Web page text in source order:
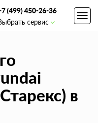
(499) 450-26-36
сервис
в